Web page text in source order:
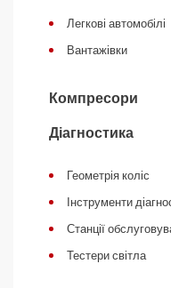
Легкові автомобілі
Вантажівки
Компресори
Діагностика
Геометрія коліс
Інструменти
Станції
Тестери світла